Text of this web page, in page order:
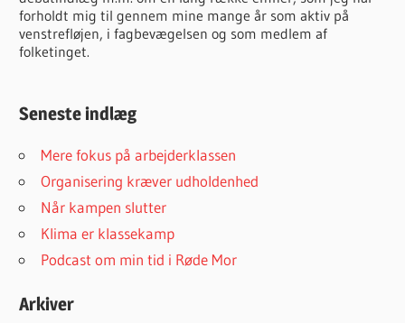
forholdt mig til gennem mine mange år som aktiv på
venstrefløjen, i fagbevægelsen og som medlem af
folketinget.
Seneste indlæg
Mere fokus på arbejderklassen
Organisering kræver udholdenhed
Når kampen slutter
Klima er klassekamp
Podcast om min tid i Røde Mor
Arkiver